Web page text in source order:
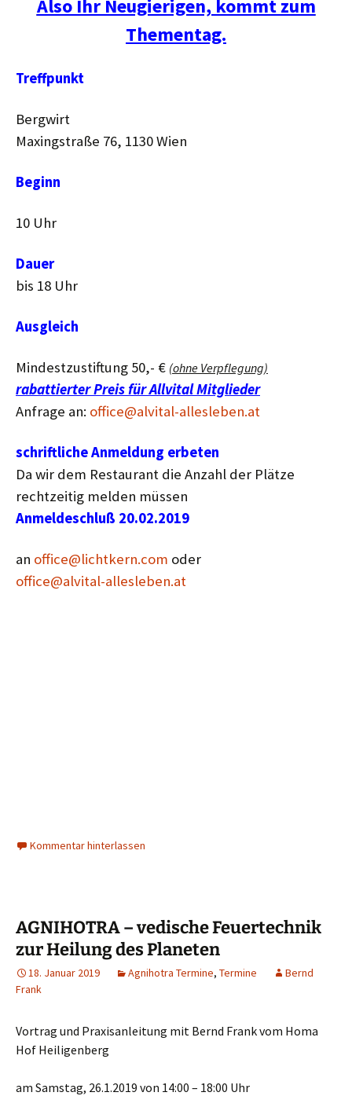
Also Ihr Neugierigen, kommt zum
Thementag.
Treffpunkt
Bergwirt
Maxingstraße 76, 1130 Wien
Beginn
10 Uhr
Dauer
bis 18 Uhr
Ausgleich
Mindestzustiftung 50,- € (ohne Verpflegung)
rabattierter Preis für Allvital Mitglieder
Anfrage an: office@alvital-allesleben.at
schriftliche Anmeldung erbeten
Da wir dem Restaurant die Anzahl der Plätze
rechtzeitig melden müssen
Anmeldeschluß 20.02.2019
an office@lichtkern.com oder
office@alvital-allesleben.at
Kommentar hinterlassen
AGNIHOTRA – vedische Feuertechnik
zur Heilung des Planeten
18. Januar 2019 Agnihotra Termine, Termine
Bernd
Frank
Vortrag und Praxisanleitung mit Bernd Frank vom Homa
Hof Heiligenberg
am Samstag, 26.1.2019 von 14:00 – 18:00 Uhr